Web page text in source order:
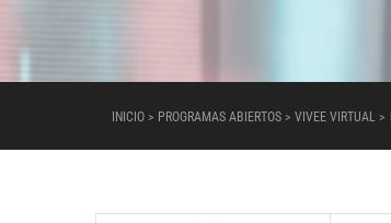
INICIO > PROGRAMAS ABIERTOS > VIVEE VIRTUAL >